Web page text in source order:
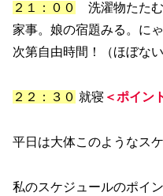
２１：００
洗濯物たたむ
家事。娘の宿題みる。に
次第自由時間！（ほぼない
２２：３０ 就寝 ＜ポイン
平日は大体このようなス
私のスケジュールのポイ